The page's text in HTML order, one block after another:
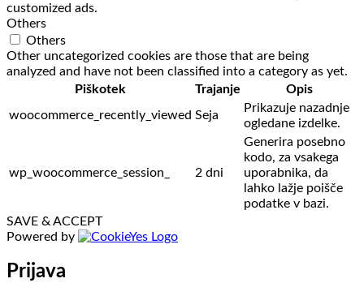
customized ads.
Others
Others
Other uncategorized cookies are those that are being
analyzed and have not been classified into a category as yet.
Piškotek
Trajanje
Opis
woocommerce_recently_viewed Seja
Prikazuje nazadnje
ogledane izdelke.
wp_woocommerce_session_ 2 dni
Generira posebno
kodo, za vsakega
uporabnika, da
lahko lažje poišče
podatke v bazi.
SAVE & ACCEPT
Powered by
Prijava